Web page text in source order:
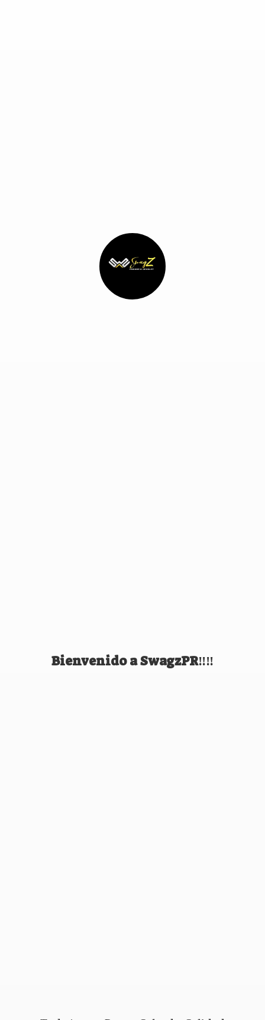
Bienvenidoa SwagzPR‼️‼️